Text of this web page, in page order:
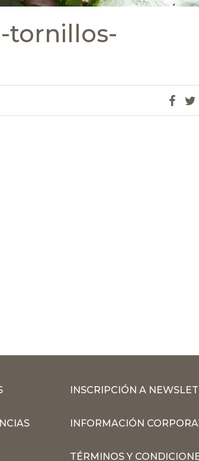
tornillos-
INSCRIPCIÓN A
INFORMACIÓN
TÉRMINOS Y